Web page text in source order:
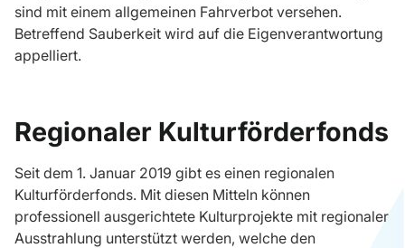
sind mit einem allgemeinen Fahrverbot versehen.
Betreffend Sauberkeit wird auf die Eigenverantwortung
appelliert.
Regionaler Kulturförderfonds
Seit dem 1. Januar 2019 gibt es einen regionalen
Kulturförderfonds. Mit diesen Mitteln können
professionell ausgerichtete Kulturprojekte mit regionaler
Ausstrahlung unterstützt werden, welche den